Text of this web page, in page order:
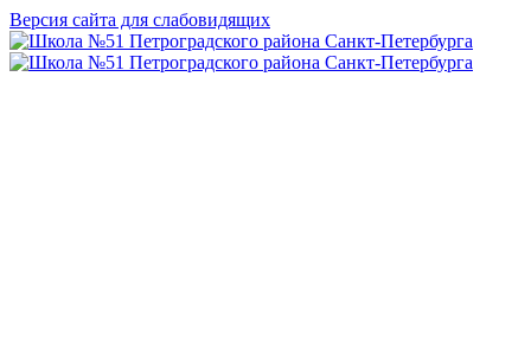
Версия сайта для слабовидящих